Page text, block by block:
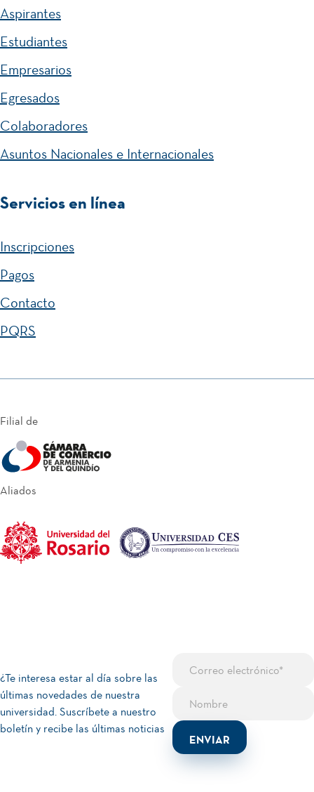
Aspirantes
Estudiantes
Empresarios
Egresados
Colaboradores
Asuntos Nacionales e Internacionales
Servicios en línea
Inscripciones
Pagos
Contacto
PQRS
Filial de
Aliados
¿Te interesa estar al día sobre las
últimas novedades de nuestra
universidad. Suscríbete a nuestro
boletín y recibe las últimas noticias